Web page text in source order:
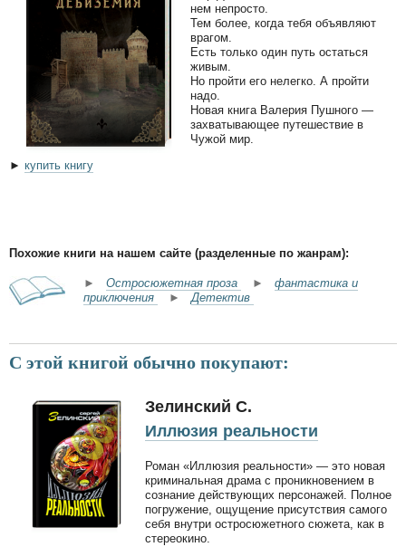
нем непросто.
Тем более, когда тебя объявляют
врагом.
Есть только один путь остаться
живым.
Но пройти его нелегко. А пройти
надо.
Новая книга Валерия Пушного —
захватывающее путешествие в
Чужой мир.
► купить книгу
Похожие книги на нашем сайте (разделенные по жанрам):
► Остросюжетная проза ► фантастика и
приключения
►Детектив
С этой книгой обычно покупают:
Зелинский С.
Иллюзия реальности
Роман «Иллюзия реальности» — это новая
криминальная драма с проникновением в
сознание действующих персонажей. Полное
погружение, ощущение присутствия самого
себя внутри остросюжетного сюжета, как в
стереокино.